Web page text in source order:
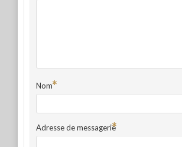
Nom*
Adresse de messagerie
*